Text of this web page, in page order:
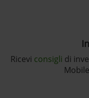
Ricevi consigli di